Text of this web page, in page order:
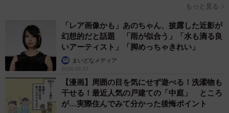
もっと見る
「レア画像かも」あのちゃん、披露した近影が
幻想的だと話題 「雨が似合う」「水も滴る良
いアーティスト」「脚めっちゃきれい」
まいどなメディア
2026.08.07
【漫画】周囲の目を気にせず遊べる！洗濯物も
干せる！最近人気の戸建ての「中庭」 ところ
が…実際住んでみて分かった後悔ポイント